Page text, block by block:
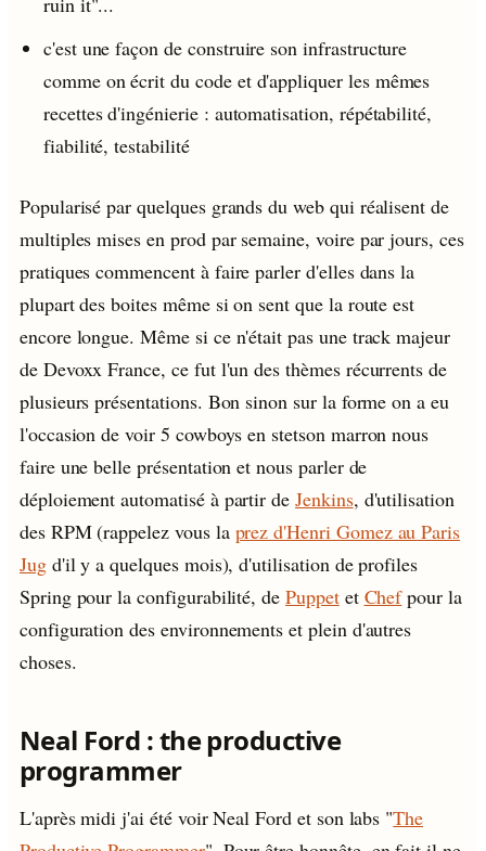
c'est une façon de construire son infrastructure
comme on écrit du code et d'appliquer les mêmes
recettes d'ingénierie : automatisation, répétabilité,
fiabilité, testabilité
Popularisé par quelques grands du web qui réalisent de
multiples mises en prod par semaine, voire par jours, ces
pratiques commencent à faire parler d'elles dans la
plupart des boites même si on sent que la route est
encore longue. Même si ce n'était pas une track majeur
de Devoxx France, ce fut l'un des thèmes récurrents de
plusieurs présentations. Bon sinon sur la forme on a eu
l'occasion de voir 5 cowboys en stetson marron nous
faire une belle présentation et nous parler de
déploiement automatisé à partir deJenkins, d'utilisation
des RPM (rappelez vous la prez d'Henri Gomez au Paris
Jugd'il y a quelques mois), d'utilisation de profiles
Spring pour la configurabilité, dePuppetet Chefpour la
configuration des environnements et plein d'autres
choses.
Neal Ford : the productive
programmer
L'après midi j'ai été voir Neal Ford et son labs "The